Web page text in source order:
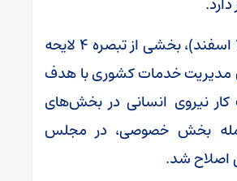
روز گذشته (۱۵ اسفند)، بخشی از تبصره ۴ لایحه
قانون مدیریت خدمات کشوری با هدف
نیروی انسانی در بخش‌های
بخش خصوصی، در مجلس
اصلاح شد.